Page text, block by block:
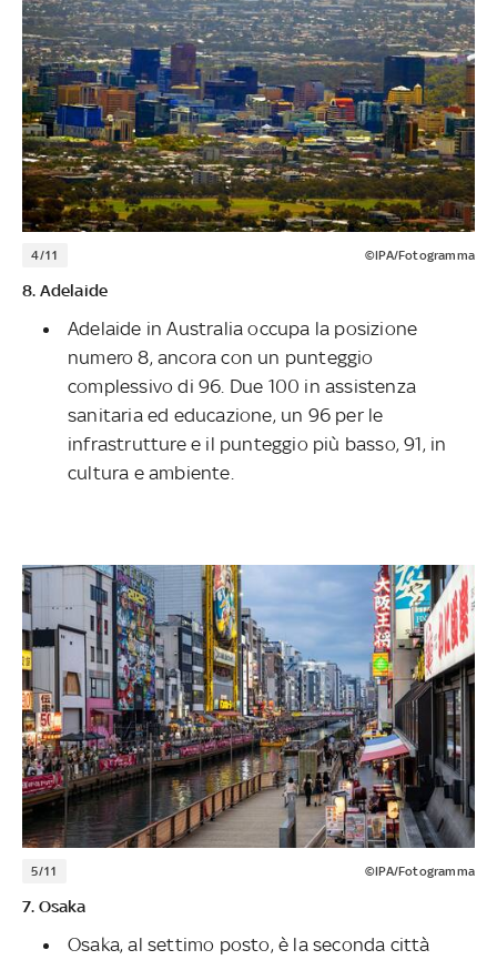
4/11 ©IPA/Fotogramma
8. Adelaide
Adelaide in Australia occupa la posizione
numero 8, ancora con un punteggio
complessivo di 96. Due 100 in assistenza
sanitaria ed educazione, un 96 per le
infrastrutture e il punteggio più basso, 91, in
cultura e ambiente.
5/11 ©IPA/Fotogramma
7. Osaka
Osaka, al settimo posto, è la seconda città